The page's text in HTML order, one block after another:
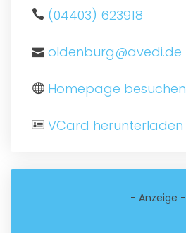
(04403) 623918
oldenburg@avedi.de
Homepage besuchen
VCard herunterladen
- Anzeige -